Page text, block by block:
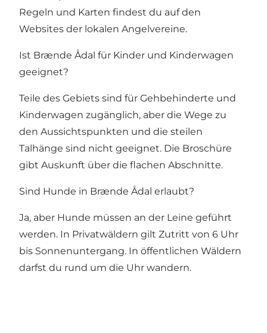
Regeln und Karten findest du auf den
Websites der lokalen Angelvereine.
Ist Brænde Ådal für Kinder und Kinderwagen
geeignet?
Teile des Gebiets sind für Gehbehinderte und
Kinderwagen zugänglich, aber die Wege zu
den Aussichtspunkten und die steilen
Talhänge sind nicht geeignet. Die Broschüre
gibt Auskunft über die flachen Abschnitte.
Sind Hunde in Brænde Ådal erlaubt?
Ja, aber Hunde müssen an der Leine geführt
werden. In Privatwäldern gilt Zutritt von 6 Uhr
bis Sonnenuntergang. In öffentlichen Wäldern
darfst du rund um die Uhr wandern.